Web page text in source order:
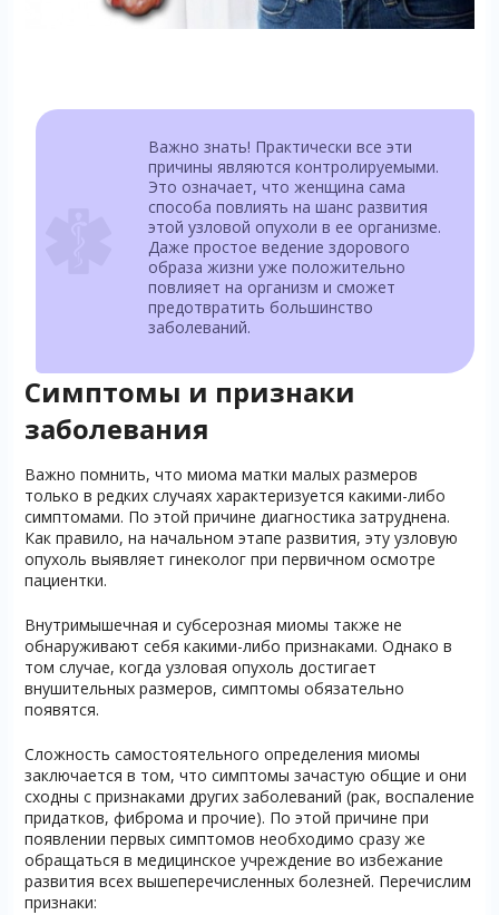
Важно знать! Практически все эти
причины являются контролируемыми.
Это означает, что женщина сама
способа повлиять на шанс развития
этой узловой опухоли в ее организме.
Даже простое ведение здорового
образа жизни уже положительно
повлияет на организм и сможет
предотвратить большинство
заболеваний.
Симптомы и признаки
заболевания
Важно помнить, что миома матки малых размеров
только в редких случаях характеризуется какими-либо
симптомами. По этой причине диагностика затруднена.
Как правило, на начальном этапе развития, эту узловую
опухоль выявляет гинеколог при первичном осмотре
пациентки.
Внутримышечная и субсерозная миомы также не
обнаруживают себя какими-либо признаками. Однако в
том случае, когда узловая опухоль достигает
внушительных размеров, симптомы обязательно
появятся.
Сложность самостоятельного определения миомы
заключается в том, что симптомы зачастую общие и они
сходны с признаками других заболеваний (рак, воспаление
придатков, фиброма и прочие). По этой причине при
появлении первых симптомов необходимо сразу же
обращаться в медицинское учреждение во избежание
развития всех вышеперечисленных болезней. Перечислим
признаки: